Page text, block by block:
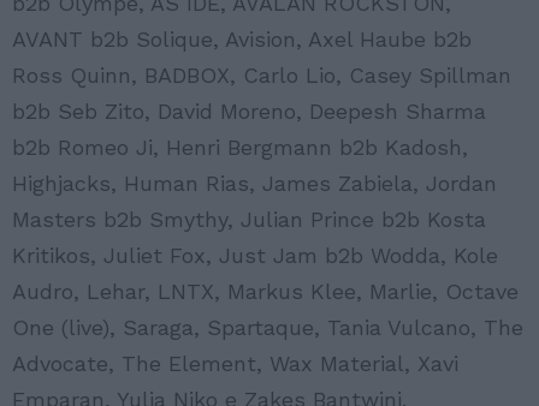
AVANT b2b Solique, Avision, Axel Haube b2b
Ross Quinn, BADBOX, Carlo Lio, Casey Spillman
b2b Seb Zito, David Moreno, Deepesh Sharma
b2b Romeo Ji, Henri Bergmann b2b Kadosh,
Highjacks, Human Rias, James Zabiela, Jordan
Masters b2b Smythy, Julian Prince b2b Kosta
Kritikos, Juliet Fox, Just Jam b2b Wodda, Kole
Audro, Lehar, LNTX, Markus Klee, Marlie, Octave
One (live), Saraga, Spartaque, Tania Vulcano, The
Advocate, The Element, Wax Material, Xavi
Emparan, Yulia Niko e Zakes Bantwini.